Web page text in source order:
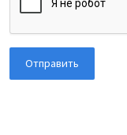
Отправить